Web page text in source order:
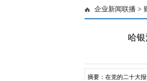
企业新闻联播 >
哈
摘要：在党的二十大